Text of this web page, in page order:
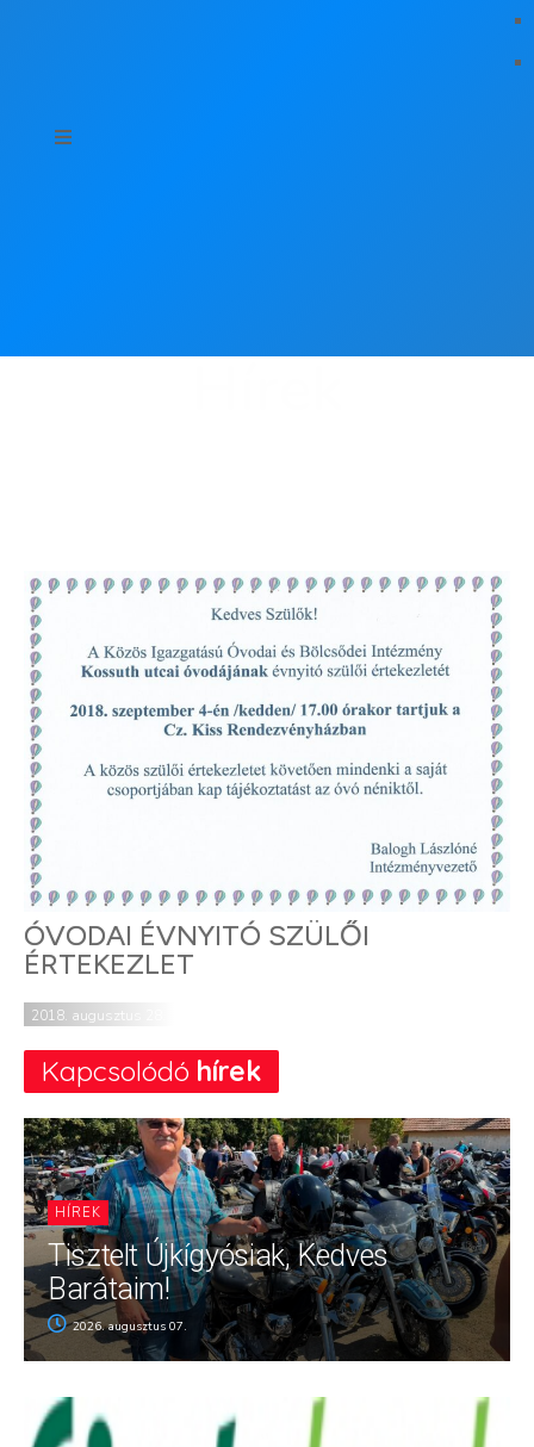
ÓVODAI ÉVNYITÓ SZÜLŐI
ÉRTEKEZLET
2018. augusztus 28.
Kapcsolódó hírek
HÍREK
Tisztelt Újkígyósiak, Kedves
Barátaim!
2026. augusztus 07.